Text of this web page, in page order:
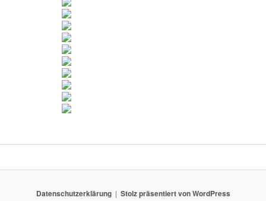
Datenschutzerklärung Stolz präsentiert von WordPress